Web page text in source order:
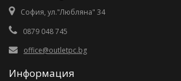
София, ул."Любляна" 34
0879 048 745
office@outletpc.bg
Информация